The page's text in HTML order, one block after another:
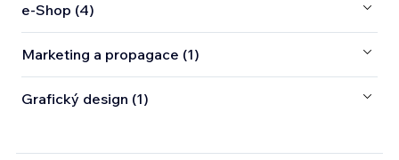
e‑Shop (4)
Marketing a propagace (1)
Grafický design (1)